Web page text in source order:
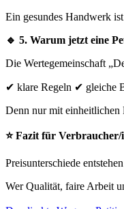
Ein gesundes Handwerk
🔹 5. Warum jetzt eine
Die Wertegemeinschaft
✔ klare Regeln ✔ gleiche
Denn nur mit einheitlichen
⭐ Fazit für Verbraucher/
Preisunterschiede
Wer Qualität, faire Arbeit